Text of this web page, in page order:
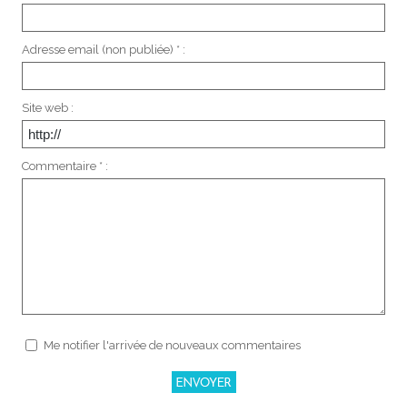
Adresse email (non publiée) * :
Site web :
Commentaire * :
Me notifier l'arrivée de nouveaux commentaires